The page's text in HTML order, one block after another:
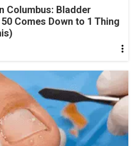
Columbus: Bladder
Comes Down to 1 Thing